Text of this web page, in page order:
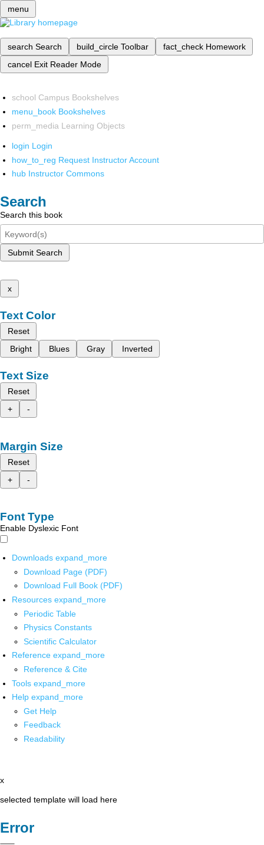
menu
search Search build_circle Toolbar fact_check Homework
cancel Exit Reader Mode
school Campus Bookshelves
menu_book Bookshelves
perm_media Learning Objects
login Login
how_to_reg Request Instructor Account
hub Instructor Commons
Search
Search this book
Submit Search
x
Text Color
Reset
Bright
Blues Gray Inverted
Text Size
Reset
+
-
Margin Size
Reset
+
-
Font Type
Enable Dyslexic Font
Downloads expand_more
Download Page (PDF)
Download Full Book (PDF)
Resources expand_more
Periodic Table
Physics Constants
Scientific Calculator
Reference expand_more
Reference & Cite
Tools expand_more
Help expand_more
Get Help
Feedback
Readability
x
selected template will load here
Error